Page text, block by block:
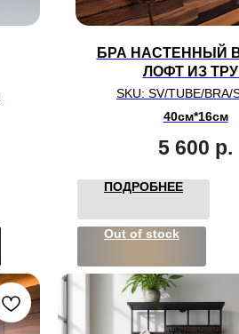
БРА НАСТЕННЫЙ
ЛОФТ ИЗ
SKU: SV/TUBE/BRA/
40см*16см
5 600 р.
ПОДРОБНЕЕ
Out of stock